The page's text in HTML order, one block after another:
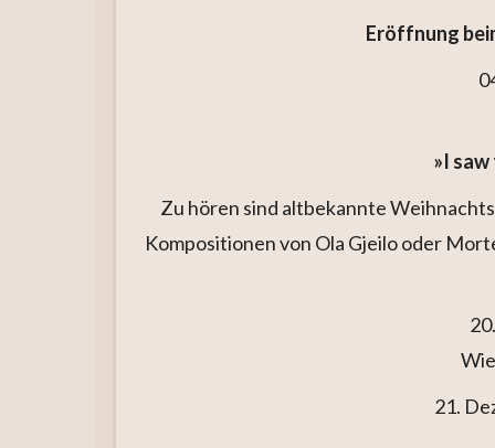
Eröffnung
»I
Zu hören sind altbekannte
Kompositionen von Ola Gjeilo oder
21.